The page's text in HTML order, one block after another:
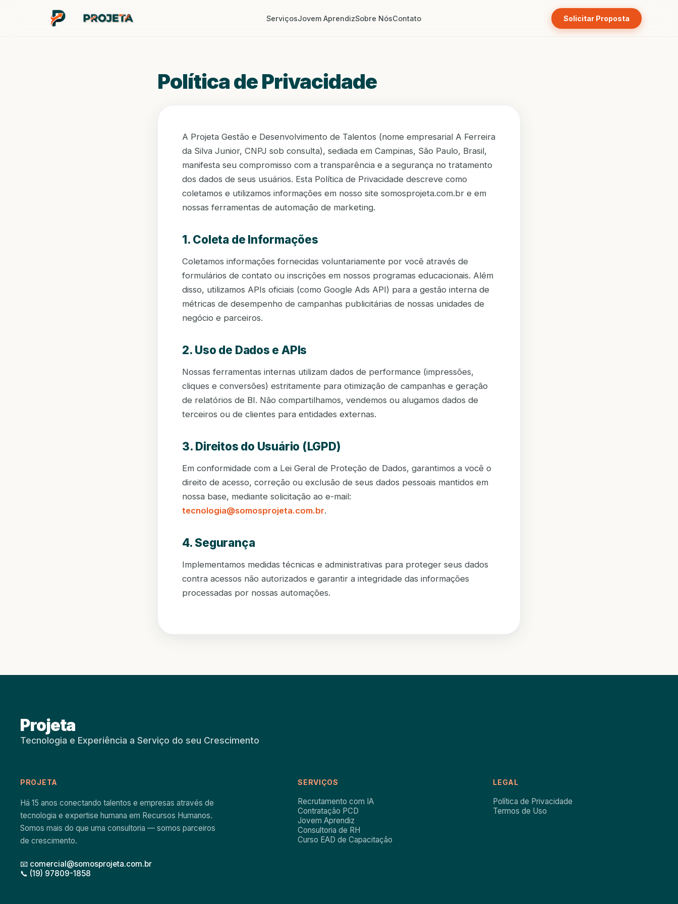
ServiçosJovem AprendizSobre NósContato Solicitar Proposta
Política de Privacidade
A Projeta Gestão e Desenvolvimento de Talentos (nome empresarial A Ferreira
da Silva Junior, CNPJ sob consulta), sediada em Campinas, São Paulo, Brasil,
manifesta seu compromisso com a transparência e a segurança no tratamento
dos dados de seus usuários. Esta Política de Privacidade descreve como
coletamos e utilizamos informações em nosso site somosprojeta.com.br e em
nossas ferramentas de automação de marketing.
1. Coleta de Informações
Coletamos informações fornecidas voluntariamente por você através de
formulários de contato ou inscrições em nossos programas educacionais. Além
disso, utilizamos APIs oficiais (como Google Ads API) para a gestão interna de
métricas de desempenho de campanhas publicitárias de nossas unidades de
negócio e parceiros.
2. Uso de Dados e APIs
Nossas ferramentas internas utilizam dados de performance (impressões,
cliques e conversões) estritamente para otimização de campanhas e geração
de relatórios de BI. Não compartilhamos, vendemos ou alugamos dados de
terceiros ou de clientes para entidades externas.
3. Direitos do Usuário (LGPD)
Em conformidade com a Lei Geral de Proteção de Dados, garantimos a você o
direito de acesso, correção ou exclusão de seus dados pessoais mantidos em
nossa base, mediante solicitação ao e-mail:
tecnologia@somosprojeta.com.br.
4. Segurança
Implementamos medidas técnicas e administrativas para proteger seus dados
contra acessos não autorizados e garantir a integridade das informações
processadas por nossas automações.
Projeta
Tecnologia e Experiência a Serviço do seu Crescimento
PROJETA
Há 15 anos conectando talentos e empresas através de
tecnologia e expertise humana em Recursos Humanos.
Somos mais do que uma consultoria — somos parceiros
de crescimento.
📧 comercial@somosprojeta.com.br
📞 (19) 97809-1858
SERVIÇOS
Recrutamento com IA
Contratação PCD
Jovem Aprendiz
Consultoria de RH
Curso EAD de Capacitação
LEGAL
Política de Privacidade
Termos de Uso